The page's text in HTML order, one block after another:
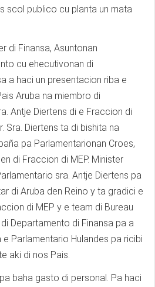
scol publico cu planta un mata
di Finansa, Asuntonan
cu ehecutivonan di
a haci un presentacion riba e
Aruba na miembro di
Antje Diertens di e Fraccion di
Sra. Diertens ta di bishita na
pa Parlamentarionan Croes,
di Fraccion di MEP. Minister
sra. Antje Diertens pa
di Aruba den Reino y ta gradici e
di MEP y e team di Bureau
Departamento di Finansa pa a
Parlamentario Hulandes pa ricibi
aki di nos Pais.
baha gasto di personal. Pa haci